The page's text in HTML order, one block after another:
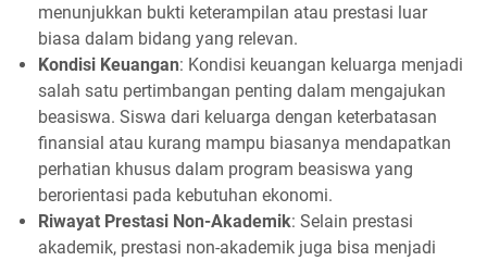
menunjukkan bukti keterampilan atau prestasi luar
biasa dalam bidang yang relevan.
Kondisi Keuangan: Kondisi keuangan keluarga menjadi
salah satu pertimbangan penting dalam mengajukan
beasiswa. Siswa dari keluarga dengan keterbatasan
finansial atau kurang mampu biasanya mendapatkan
perhatian khusus dalam program beasiswa yang
berorientasi pada kebutuhan ekonomi.
Riwayat Prestasi Non-Akademik: Selain prestasi
akademik, prestasi non-akademik juga bisa menjadi